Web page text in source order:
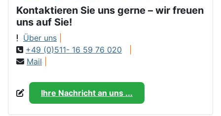
Kontaktieren Sie uns gerne – wir freuen
uns auf Sie!
Über uns
+49 (0)511- 16 59 76 020
Mail
Ihre Nachricht an uns ...